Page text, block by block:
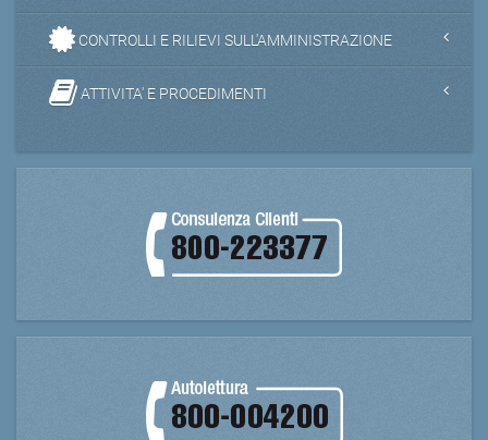
CONTROLLI E RILIEVI SULL'AMMINISTRAZIONE
ATTIVITA' E PROCEDIMENTI